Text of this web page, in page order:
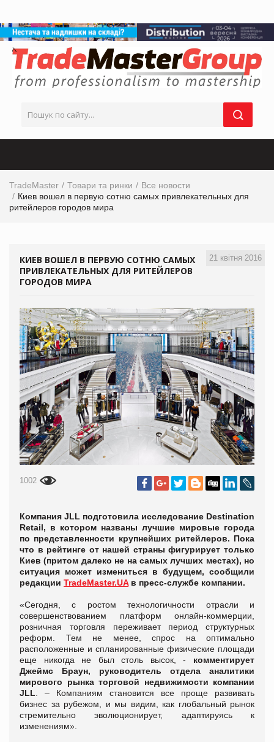
TradeMaster Товари та ринки
Все новости
Киев вошел в первую сотню самых привлекательных для
ритейлеров городов мира
21 квітня 2016
КИЕВ ВОШЕЛ В ПЕРВУЮ СОТНЮ САМЫХ
ПРИВЛЕКАТЕЛЬНЫХ ДЛЯ РИТЕЙЛЕРОВ
ГОРОДОВ МИРА
1002
Компания JLL подготовила исследование Destination
Retail, в котором названы лучшие мировые города
по представленности крупнейших ритейлеров. Пока
что в рейтинге от нашей страны фигурирует только
Киев (притом далеко не на самых лучших местах), но
ситуация может измениться в будущем, сообщили
редакции TradeMaster.UAв пресс-службе компании.
«Сегодня, с ростом технологичности отрасли и
совершенствованием платформ онлайн-коммерции,
розничная торговля переживает период структурных
реформ. Тем не менее, спрос на оптимально
расположенные и спланированные физические площади
еще никогда не был столь высок, - комментирует
Джеймс Браун, руководитель отдела аналитики
мирового рынка торговой недвижимости компании
JLL. – Компаниям становится все проще развивать
бизнес за рубежом, и мы видим, как глобальный рынок
стремительно эволюционирует, адаптируясь к
изменениям».